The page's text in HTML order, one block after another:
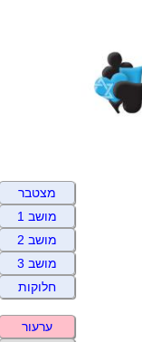
מצטבר
מושב 1
מושב 2
מושב 3
חלוקות
ערעור